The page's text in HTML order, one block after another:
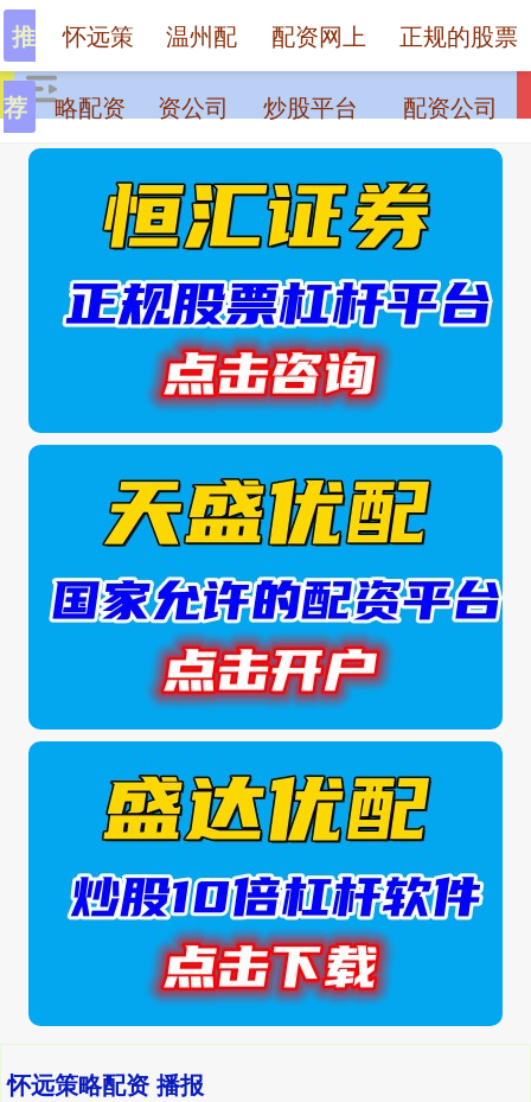
怀远策略配资 播报
推
荐
怀远策
略配资
温州配
资公司
配资网上
炒股平台
正规的股票
配资公司